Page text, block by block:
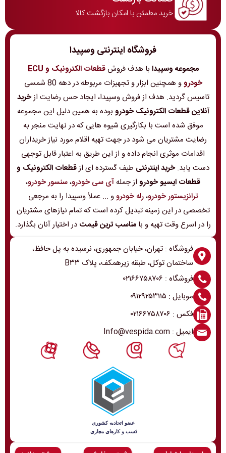
خرید مطمئن با امکان بازگشت کالا
فروشگاه اینترنتی وسپیدا
مجموعه وسپیدا با هدف فروش
قطعات الکترونیک و ECU
خودرو
و همچنین ابزار و تجهیزات مربوطه در دهه 80 شمسی
تاسیس گردید. هدف از فروش وسپیدا، ایجاد حس رضایت ازخرید
آنلاین قطعات الکترونیک خودرو بوده به همین دلیل این مجموعه
موفق شده است با بکارگیری شیوه هایی که در نهایت منجر به
رضایت مشتریان می شود در جهت تهیه اقلام مورد نیاز خریداران
اقدامات موثری انجام داده و از این طریق به اعتبار قابل توجهی
دست یابد.خرید اینترنتی طیف گسترده ای ازقطعات الکترونیک و
قطعات ایسیو خودرو از جملهآی سی خودرو،سنسور خودرو،
ترانزیستور خودرو،رله خودرو و ... عملاً وسپیدا را به مرجعی
تخصصی در این زمینه تبدیل کرده است که تمام نیازهای مشتریان
را در اسرع وقت تهیه و با مناسب ترین قیمت در اختیار آنان بگذارد.
فروشگاه : تهران، خیابان جمهوری، نرسیده به پل حافظ،
ساختمان توکل، طبقه زیرهمکف، پلاک B۳۳
فروشگاه : ۰۲۱۶۶۷۵۸۷۰۶
موبایل : ۰۹۱۲۹۲۵۳۱۱۵
فکس : ۰۲۱۶۶۷۵۸۷۰۶
ایمیل : Info@vespida.com